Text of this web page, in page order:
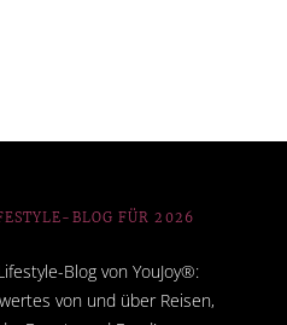
BLOG FÜR 2026
Blog von YouJoy®:
von und über Reisen,